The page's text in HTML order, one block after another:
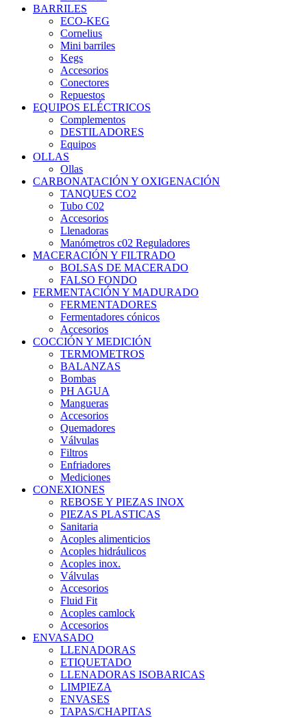
BARRILES
ECO-KEG
Cornelius
Mini barriles
Kegs
Accesorios
Conectores
Repuestos
EQUIPOS ELÉCTRICOS
Complementos
DESTILADORES
Equipos
OLLAS
Ollas
CARBONATACIÓN Y OXIGENACIÓN
TANQUES CO2
Tubo C02
Accesorios
Llenadoras
Manómetros c02 Reguladores
MACERACIÓN Y FILTRADO
BOLSAS DE MACERADO
FALSO FONDO
FERMENTACIÓN Y MADURADO
FERMENTADORES
Fermentadores cónicos
Accesorios
COCCIÓN Y MEDICIÓN
TERMOMETROS
BALANZAS
Bombas
PH AGUA
Mangueras
Accesorios
Quemadores
Válvulas
Filtros
Enfriadores
Mediciones
CONEXIONES
REBOSE Y PIEZAS INOX
PIEZAS PLASTICAS
Sanitaria
Acoples alimenticios
Acoples hidráulicos
Acoples inox.
Válvulas
Accesorios
Fluid Fit
Acoples camlock
Accesorios
ENVASADO
LLENADORAS
ETIQUETADO
LLENADORAS ISOBARICAS
LIMPIEZA
ENVASES
TAPAS/CHAPITAS